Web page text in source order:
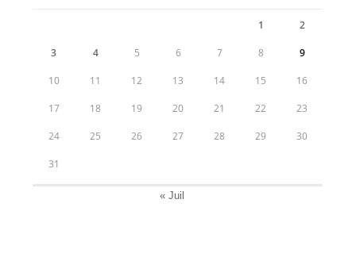
1 2
3 4 5 6 7 8 9
10 11 12 13 14 15 16
17 18 19 20 21 22 23
24 25 26 27 28 29 30
31
« Juil